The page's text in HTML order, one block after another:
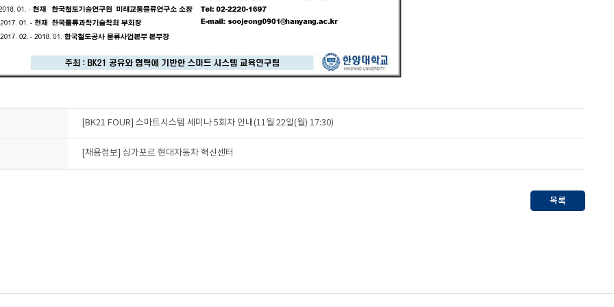
[BK21 FOUR] 스마트시스템 세미나 5회차 안내(11월 22일(월) 17:30)
[채용정보] 싱가포르 현대자동차 혁신센터
목록